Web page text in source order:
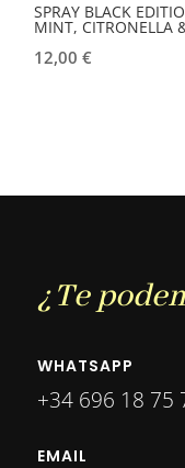
SPRAY BLACK
MINT, CITRONELLA
12,00€
¿Te
WHATSAPP
+34 696 18 75
EMAIL